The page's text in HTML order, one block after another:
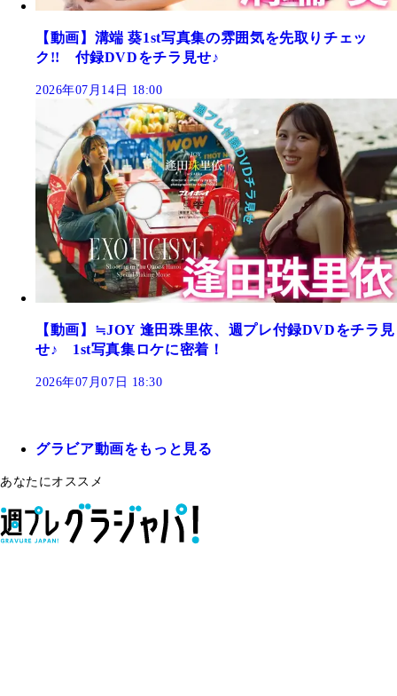
【動画】溝端 葵1st写真集の雰囲気を先取りチェッ
ク!! 付録DVDをチラ見せ♪
2026年07月14日 18:00
【動画】≒JOY 逢田珠里依、週プレ付録DVDをチラ見
せ♪ 1st写真集ロケに密着！
2026年07月07日 18:30
グラビア動画をもっと見る
あなたにオススメ